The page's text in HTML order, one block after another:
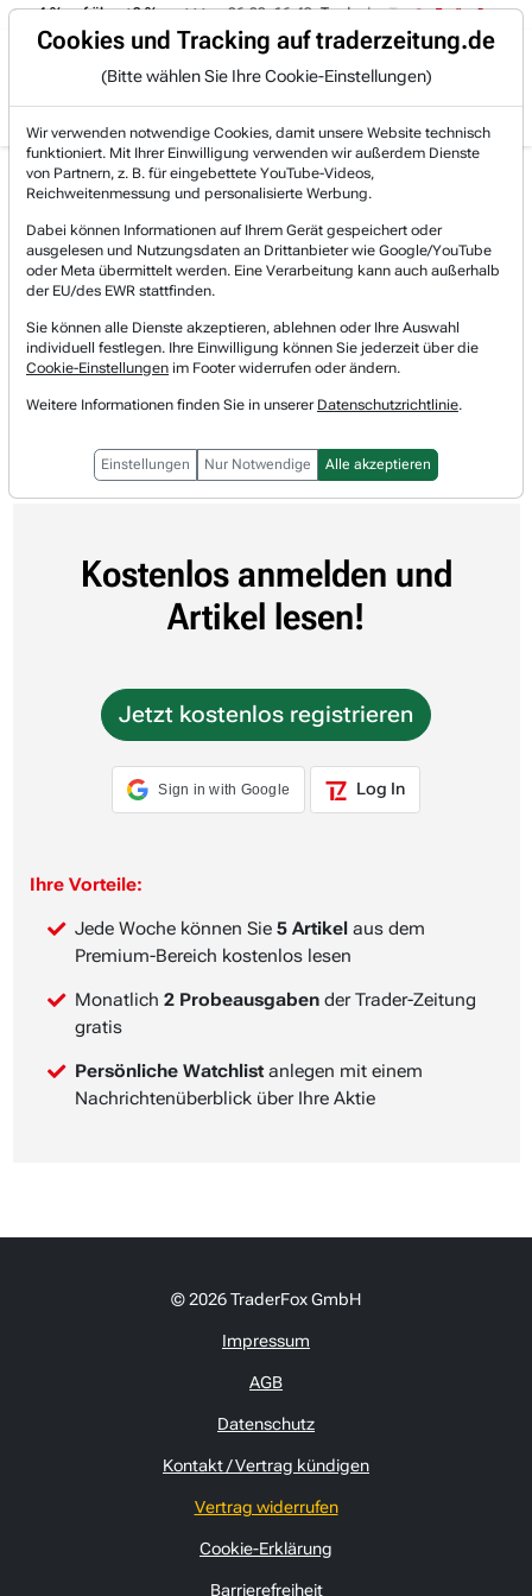
Trading-Room
-4 % auf über +3 %. 06.08. 16:49 Trade des Tages
Gratis Account Login
Home Newsticker MT Newswires
Alle anderen Kategorien
US-Aktien fallen vorbörslich, nachdem Trump Beric...
US-Aktien fallen vorbörslich,
nachdem Trump Berichten zufolge
Waffenstillstandsabkommen mit
Iran für 'beendet' erklärt
MT Newswires
Kostenlos anmelden und
Artikel lesen!
Jetzt kostenlos registrieren
Sign in with Google Log In
Ihre Vorteile:
Jede Woche können Sie 5 Artikel aus dem
Premium-Bereich kostenlos lesen
Monatlich 2 Probeausgaben der Trader-Zeitung
gratis
Persönliche Watchlist anlegen mit einem
Nachrichtenüberblick über Ihre Aktie
© 2026 TraderFox GmbH
Impressum
AGB
Datenschutz
Kontakt / Vertrag kündigen
Vertrag widerrufen
Cookie-Erklärung
Barrierefreiheit
Cookies und Tracking auf traderzeitung.de
(Bitte wählen Sie Ihre Cookie-Einstellungen)
Wir verwenden notwendige Cookies, damit unsere Website technisch
funktioniert. Mit Ihrer Einwilligung verwenden wir außerdem Dienste
von Partnern, z. B. für eingebettete YouTube-Videos,
Reichweitenmessung und personalisierte Werbung.
Dabei können Informationen auf Ihrem Gerät gespeichert oder
ausgelesen und Nutzungsdaten an Drittanbieter wie Google/YouTube
oder Meta übermittelt werden. Eine Verarbeitung kann auch außerhalb
der EU/des EWR stattfinden.
Sie können alle Dienste akzeptieren, ablehnen oder Ihre Auswahl
individuell festlegen. Ihre Einwilligung können Sie jederzeit über die
Cookie-Einstellungen im Footer widerrufen oder ändern.
Weitere Informationen finden Sie in unserer Datenschutzrichtlinie.
Einstellungen Nur Notwendige Alle akzeptieren